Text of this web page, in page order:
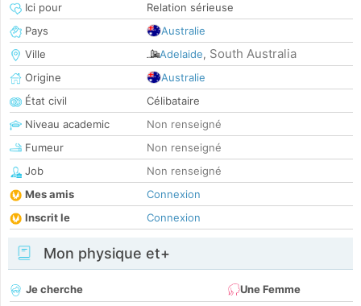
Ici pour
Relation sérieuse
Pays
Australie
Ville
Adelaide, South Australia
Origine
Australie
État civil
Célibataire
Niveau academic
Non renseigné
Fumeur
Non renseigné
Job
Non renseigné
Mes amis
Connexion
Inscrit le
Connexion
Mon physique et+
Je cherche
Une Femme